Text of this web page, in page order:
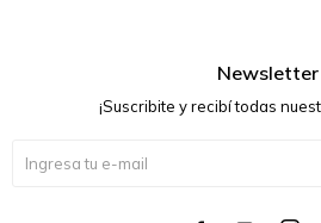
Newsletter
¡Suscribite y recibí todas